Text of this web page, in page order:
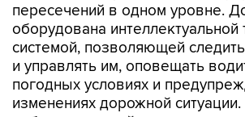
системой, позволяющей
и управлять им, оповещать
погодных условиях и
изменениях дорожной ситуации.
работают аварийные
пунктами вызова экстренной